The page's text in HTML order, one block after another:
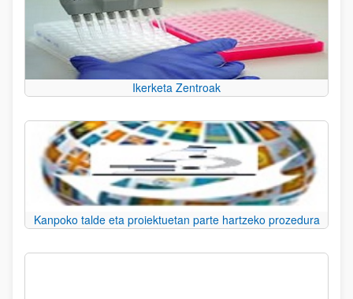
Ikerketa Zentroak
Kanpoko talde eta proiektuetan parte hartzeko prozedura